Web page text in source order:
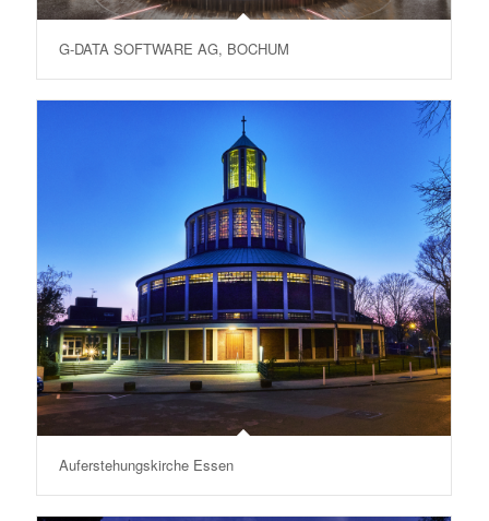
G-DATA SOFTWARE AG, BOCHUM
Auferstehungskirche Essen